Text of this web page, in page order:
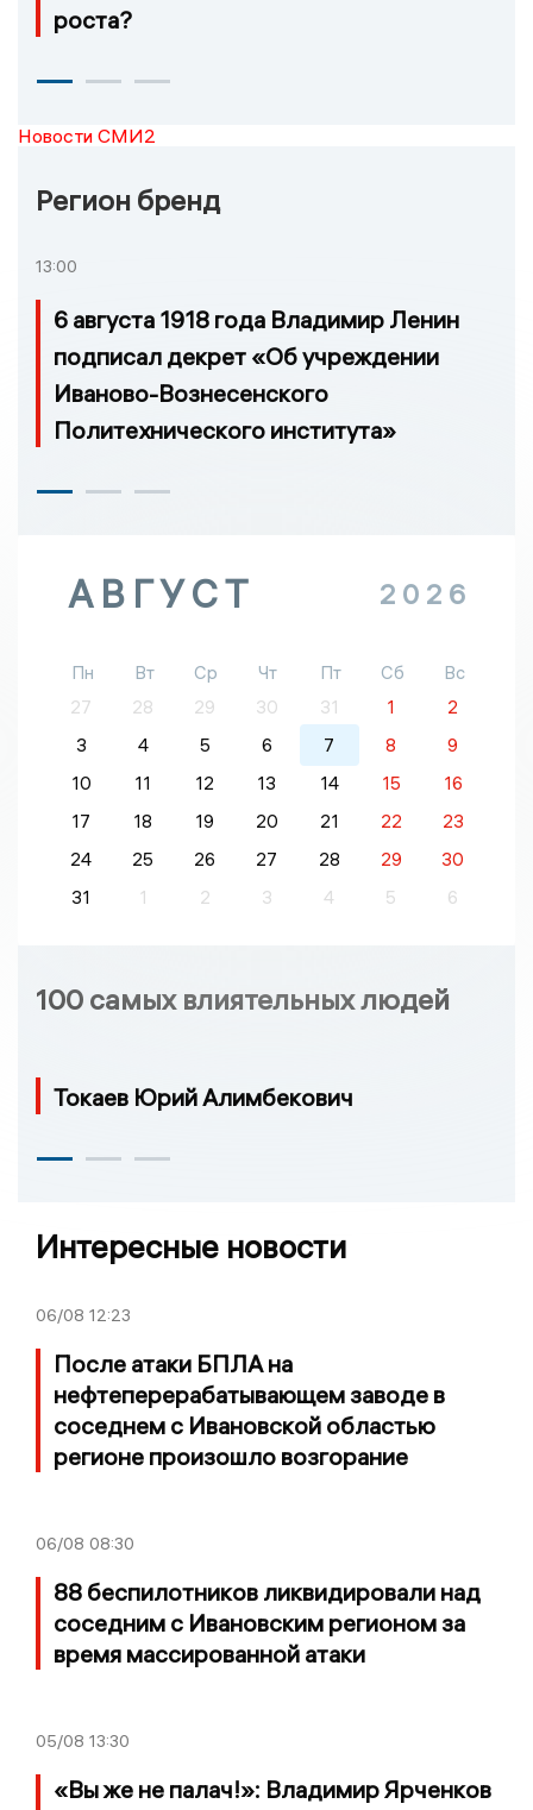
роста?
Новости СМИ2
Регион бренд
13:00
6 августа 1918 года Владимир Ленин
подписал декрет «Об учреждении
Иваново-Вознесенского
Политехнического института»
АВГУСТ 2026
Пн Вт Ср Чт Пт Сб
Вс
27
28 29 30 31 1
2
3
4 5 6 7 8
9
10
11 12 13 14 15
16
17
18 19 20 21 22
23
24
25 26 27 28 29
30
31
1 2 3 4 5 6
100 самых влиятельных людей
Токаев Юрий Алимбекович
Интересные новости
06/08 12:23
После атаки БПЛА на
нефтеперерабатывающем заводе в
соседнем с Ивановской областью
регионе произошло возгорание
06/08 08:30
88 беспилотников ликвидировали над
соседним с Ивановским регионом за
время массированной атаки
05/08 13:30
«Вы же не палач!»: Владимир Ярченков